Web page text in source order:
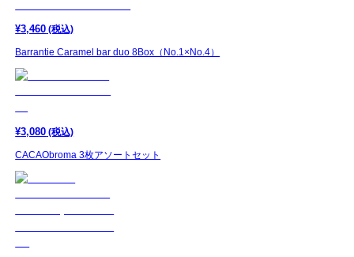
¥3,460 (税込)
Barrantie Caramel bar duo 8Box（No.1×No.4）
¥3,080 (税込)
CACAObroma 3枚アソートセット